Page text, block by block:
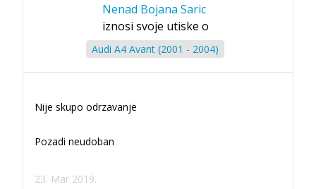
Nenad Bojana Saric
iznosi svoje utiske o
Audi A4 Avant (2001 - 2004)
Nije skupo odrzavanje
Pozadi neudoban
23. Mar 2019.